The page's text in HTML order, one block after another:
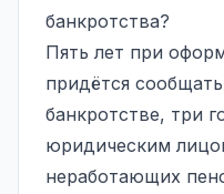
банкротства?
Пять лет при
придётся
банкротстве, три
юридическим
неработающих